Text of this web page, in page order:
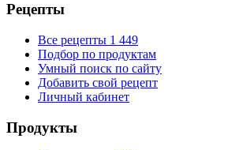
Рецепты
Все рецепты 1 449
Подбор по продуктам
Умный поиск по сайту
Добавить свой рецепт
Личный кабинет
Продукты